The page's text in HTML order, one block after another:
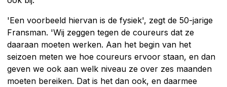
'Een voorbeeld hiervan is de fysiek', zegt de 50-jarige
Fransman. 'Wij zeggen tegen de coureurs dat ze
daaraan moeten werken. Aan het begin van het
seizoen meten we hoe coureurs ervoor staan, en dan
geven we ook aan welk niveau ze over zes maanden
moeten bereiken. Dat is het dan ook, en daarmee